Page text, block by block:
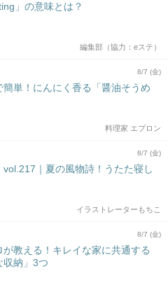
」の意味とは？
編集部（協力：eステ）
8/7 (金)
簡単！にんにく香る「醤油そうめ
料理家 エプロン
8/7 (金)
vol.217｜夏の風物詩！うたた寝し
イラストレーターもちこ
8/7 (金)
教える！キレイな家に共通する
収納」3つ